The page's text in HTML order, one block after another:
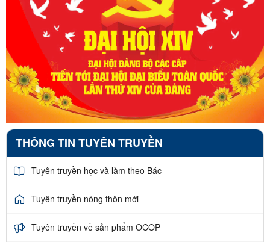
THÔNG TIN TUYÊN TRUYỀN
Tuyên truyền học và làm theo Bác
Tuyên truyền nông thôn mới
Tuyên truyền về sản phẩm OCOP